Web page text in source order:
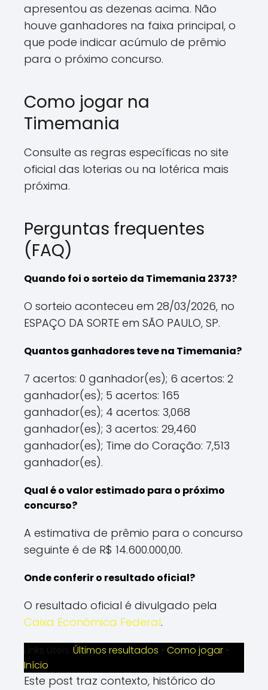
apresentou as dezenas acima. Não
houve ganhadores na faixa principal, o
que pode indicar acúmulo de prêmio
para o próximo concurso.
Como jogar na
Timemania
Consulte as regras específicas no site
oficial das loterias ou na lotérica mais
próxima.
Perguntas frequentes
(FAQ)
Quando foi o sorteio da Timemania 2373?
O sorteio aconteceu em 28/03/2026, no
ESPAÇO DA SORTE em SÃO PAULO, SP.
Quantos ganhadores teve na Timemania?
7 acertos: 0 ganhador(es); 6 acertos: 2
ganhador(es); 5 acertos: 165
ganhador(es); 4 acertos: 3,068
ganhador(es); 3 acertos: 29,460
ganhador(es); Time do Coração: 7,513
ganhador(es).
Qual é o valor estimado para o próximo
concurso?
A estimativa de prêmio para o concurso
seguinte é de R$ 14.600.000,00.
Onde conferir o resultado oficial?
O resultado oficial é divulgado pela
Caixa Econômica Federal.
Links úteis: Últimos resultados • Como jogar •
Início
Este post traz contexto, histórico do